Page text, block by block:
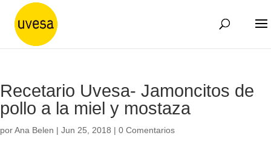
Recetario Uvesa- Jamoncitos de
pollo a la miel y mostaza
porAna Belen | Jun 25, 2018 | 0 Comentarios